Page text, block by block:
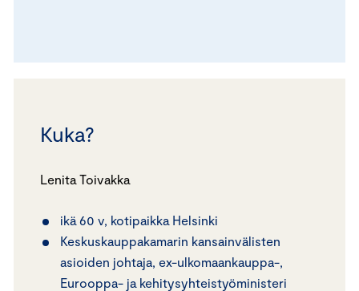
Kuka?
Lenita Toivakka
ikä 60 v, kotipaikka Helsinki
Keskuskauppakamarin kansainvälisten
asioiden johtaja, ex-ulkomaankauppa-,
Eurooppa- ja kehitysyhteistyöministeri